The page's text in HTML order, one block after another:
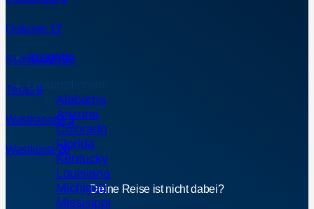
Insights
Destinationen
Alabama
Arizona
Colorado
Florida
Kentucky
Louisiana
Michigan
Missisippi
Ostküste 17
Südstaaten23
Texas8
Westkanada3
Westküste20
Deine Reise ist nicht dabei?